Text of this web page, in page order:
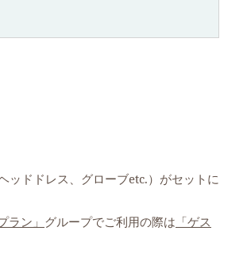
ッドドレス、グローブetc.）がセットに
ラン」 グループでご利用の際は 「ゲス